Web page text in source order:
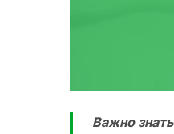
Важно знать